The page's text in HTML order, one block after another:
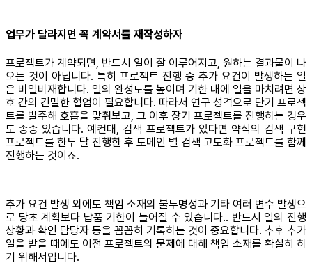
업무가 달라지면 꼭 계약서를 재작성하자
프로젝트가 계약되면, 반드시 일이 잘 이루어지고, 원하는 결과물이 나
오는 것이 아닙니다. 특히 프로젝트 진행 중 추가 요건이 발생하는 일
은 비일비재합니다. 일의 완성도를 높이며 기한 내에 일을 마치려면 상
호 간의 긴밀한 협업이 필요합니다. 따라서 연구 성격으로 단기 프로젝
트를 발주해 호흡을 맞춰보고, 그 이후 장기 프로젝트를 진행하는 경우
도 종종 있습니다. 예컨대, 검색 프로젝트가 있다면 약식의 검색 구현
프로젝트를 한두 달 진행한 후 도메인 별 검색 고도화 프로젝트를 함께
진행하는 것이죠.
추가 요건 발생 외에도 책임 소재의 불투명성과 기타 여러 변수 발생으
로 당초 계획보다 납품 기한이 늘어질 수 있습니다.. 반드시 일의 진행
상황과 확인 담당자 등을 꼼꼼히 기록하는 것이 중요합니다. 추후 추가
일을 받을 때에도 이전 프로젝트의 문제에 대해 책임 소재를 확실히 하
기 위해서입니다.